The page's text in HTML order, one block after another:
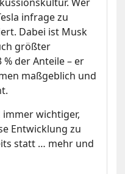
Wer
infrage zu
Dabei ist Musk
größter
der Anteile – er
maßgeblich und
immer wichtiger,
Entwicklung zu
statt … mehr und